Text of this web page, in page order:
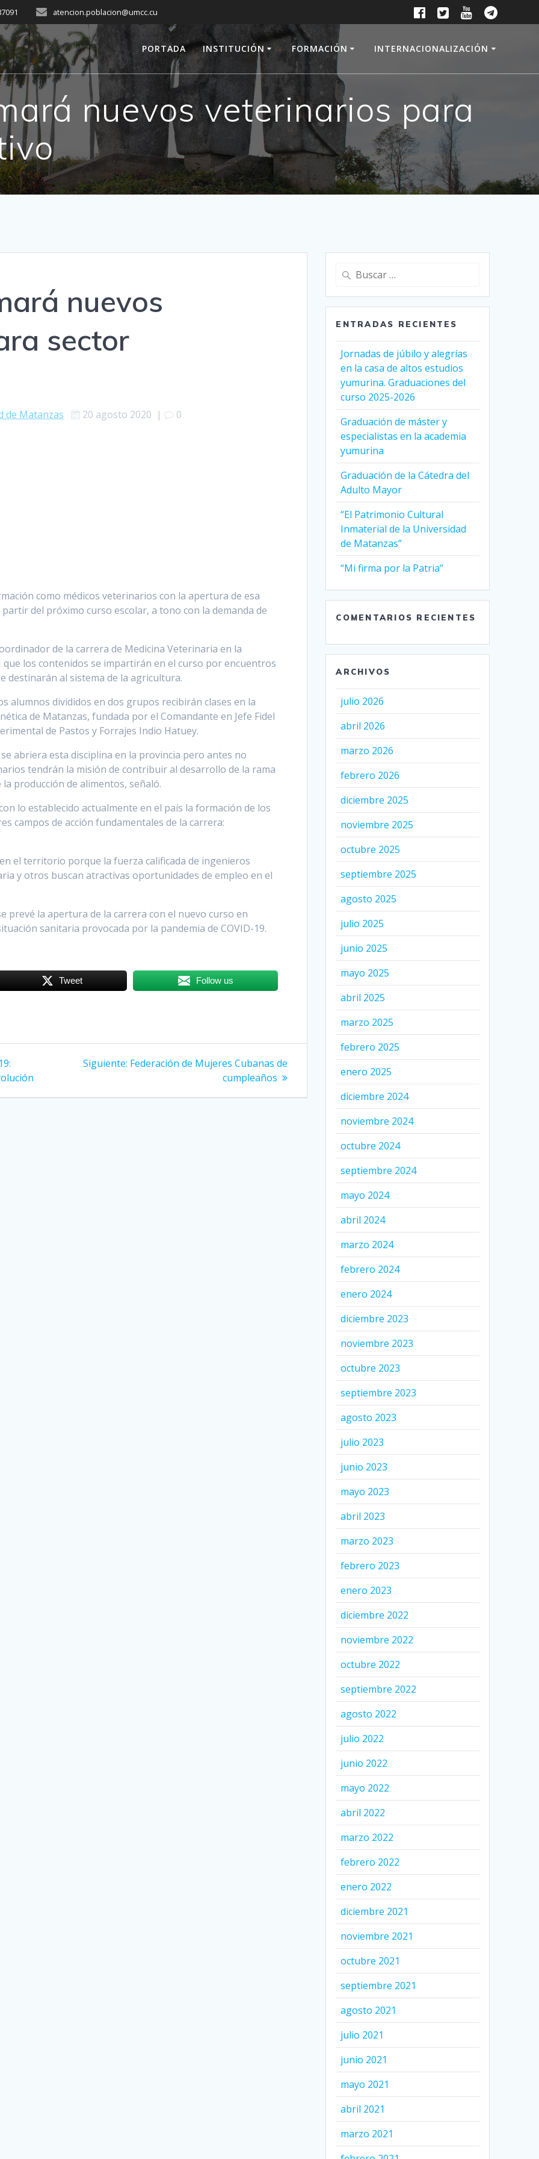
atencion.poblacion@umcc.cu
PORTADA INSTITUCIÓN FORMACIÓN INTERNACIONALIZACIÓN
nuevos veterinarios para
nuevos
sector
de Matanzas 20 agosto 2020 | 0
como médicos veterinarios con la apertura de esa
del próximo curso escolar, a tono con la demanda de
de la carrera de Medicina Veterinaria en la
que los contenidos se impartirán en el curso por encuentros
destinarán al sistema de la agricultura.
alumnos divididos en dos grupos recibirán clases en la
de Matanzas, fundada por el Comandante en Jefe Fidel
de Pastos y Forrajes Indio Hatuey.
abriera esta disciplina en la provincia pero antes no
tendrán la misión de contribuir al desarrollo de la rama
producción de alimentos, señaló.
lo establecido actualmente en el país la formación de los
campos de acción fundamentales de la carrera:
el territorio porque la fuerza calificada de ingenieros
y otros buscan atractivas oportunidades de empleo en el
prevé la apertura de la carrera con el nuevo curso en
sanitaria provocada por la pandemia de COVID-19.
Tweet Follow us
Siguiente: Siguiente
Federación de Mujeres Cubanas de
cumpleaños
Buscar:
ENTRADAS RECIENTES
Jornadas de júbilo y alegrías
en la casa de altos estudios
yumurina. Graduaciones del
curso 2025-2026
Graduación de máster y
especialistas en la academia
yumurina
Graduación de la Cátedra del
Adulto Mayor
“El Patrimonio Cultural
Inmaterial de la Universidad
de Matanzas”
“Mi firma por la Patria”
COMENTARIOS RECIENTES
ARCHIVOS
julio 2026
abril 2026
marzo 2026
febrero 2026
diciembre 2025
noviembre 2025
octubre 2025
septiembre 2025
agosto 2025
julio 2025
junio 2025
mayo 2025
abril 2025
marzo 2025
febrero 2025
enero 2025
diciembre 2024
noviembre 2024
octubre 2024
septiembre 2024
mayo 2024
abril 2024
marzo 2024
febrero 2024
enero 2024
diciembre 2023
noviembre 2023
octubre 2023
septiembre 2023
agosto 2023
julio 2023
junio 2023
mayo 2023
abril 2023
marzo 2023
febrero 2023
enero 2023
diciembre 2022
noviembre 2022
octubre 2022
septiembre 2022
agosto 2022
julio 2022
junio 2022
mayo 2022
abril 2022
marzo 2022
febrero 2022
enero 2022
diciembre 2021
noviembre 2021
octubre 2021
septiembre 2021
agosto 2021
julio 2021
junio 2021
mayo 2021
abril 2021
marzo 2021